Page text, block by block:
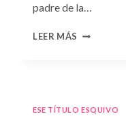
padre de la…
LEER MÁS CONSULTA
ESE TÍTULO ESQUIVO